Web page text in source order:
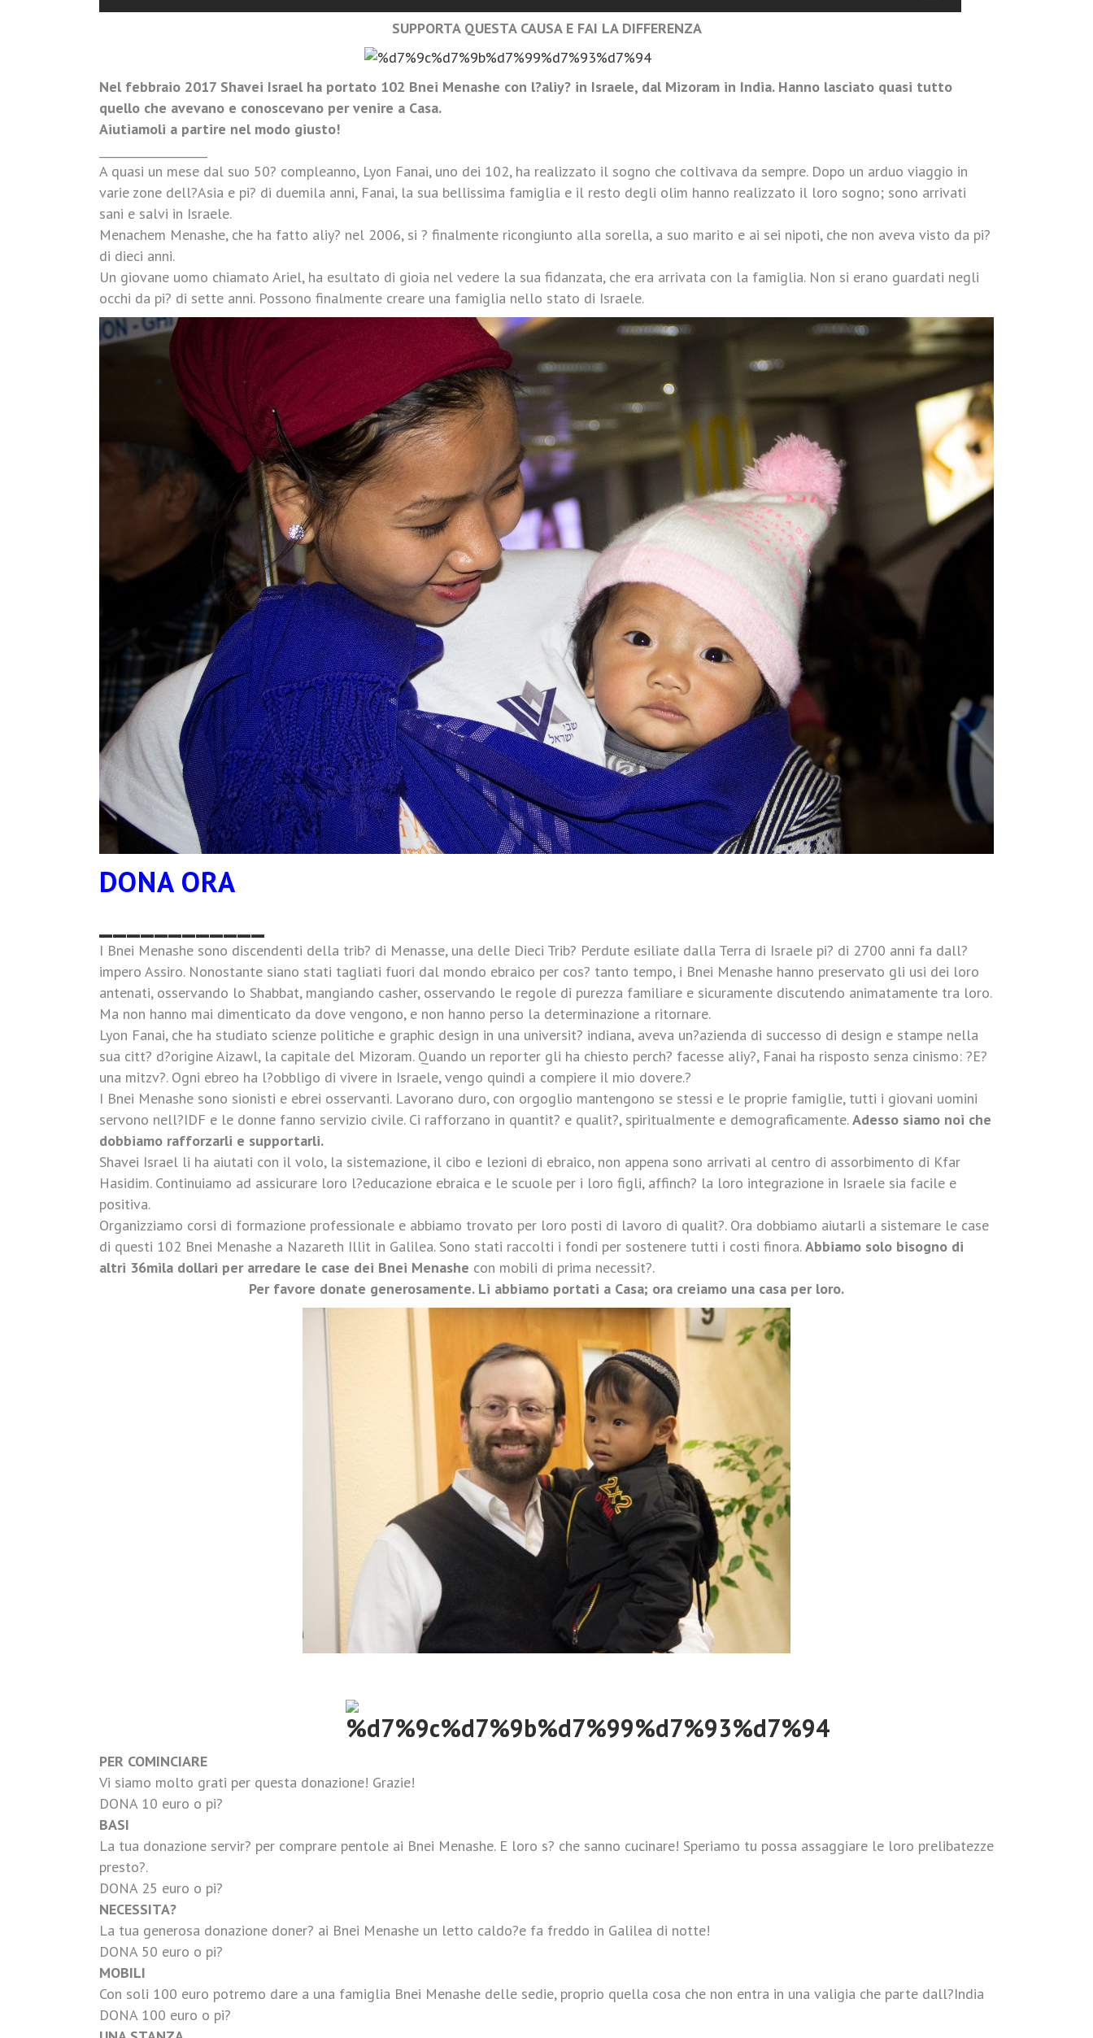
SUPPORTA QUESTA CAUSA E FAI LA DIFFERENZA
Nel febbraio 2017 Shavei Israel ha portato 102 Bnei Menashe con l?aliy? in Israele, dal Mizoram in India. Hanno lasciato quasi tutto
quello che avevano e conoscevano per venire a Casa.
Aiutiamoli a partire nel modo giusto!
A quasi un mese dal suo 50? compleanno, Lyon Fanai, uno dei 102, ha realizzato il sogno che coltivava da sempre. Dopo un arduo viaggio in
varie zone dell?Asia e pi? di duemila anni, Fanai, la sua bellissima famiglia e il resto degli olim hanno realizzato il loro sogno; sono arrivati
sani e salvi in Israele.
Menachem Menashe, che ha fatto aliy? nel 2006, si ? finalmente ricongiunto alla sorella, a suo marito e ai sei nipoti, che non aveva visto da pi?
di dieci anni.
Un giovane uomo chiamato Ariel, ha esultato di gioia nel vedere la sua fidanzata, che era arrivata con la famiglia. Non si erano guardati negli
occhi da pi? di sette anni. Possono finalmente creare una famiglia nello stato di Israele.
DONA ORA
I Bnei Menashe sono discendenti della trib? di Menasse, una delle Dieci Trib? Perdute esiliate dalla Terra di Israele pi? di 2700 anni fa dall?
impero Assiro. Nonostante siano stati tagliati fuori dal mondo ebraico per cos? tanto tempo, i Bnei Menashe hanno preservato gli usi dei loro
antenati, osservando lo Shabbat, mangiando casher, osservando le regole di purezza familiare e sicuramente discutendo animatamente tra loro.
Ma non hanno mai dimenticato da dove vengono, e non hanno perso la determinazione a ritornare.
Lyon Fanai, che ha studiato scienze politiche e graphic design in una universit? indiana, aveva un?azienda di successo di design e stampe nella
sua citt? d?origine Aizawl, la capitale del Mizoram. Quando un reporter gli ha chiesto perch? facesse aliy?, Fanai ha risposto senza cinismo: ?E?
una mitzv?. Ogni ebreo ha l?obbligo di vivere in Israele, vengo quindi a compiere il mio dovere.?
I Bnei Menashe sono sionisti e ebrei osservanti. Lavorano duro, con orgoglio mantengono se stessi e le proprie famiglie, tutti i giovani uomini
servono nell?IDF e le donne fanno servizio civile. Ci rafforzano in quantit? e qualit?, spiritualmente e demograficamente.Adesso siamo noi che
dobbiamo rafforzarli e supportarli.
Shavei Israel li ha aiutati con il volo, la sistemazione, il cibo e lezioni di ebraico, non appena sono arrivati al centro di assorbimento di Kfar
Hasidim. Continuiamo ad assicurare loro l?educazione ebraica e le scuole per i loro figli, affinch? la loro integrazione in Israele sia facile e
positiva.
Organizziamo corsi di formazione professionale e abbiamo trovato per loro posti di lavoro di qualit?. Ora dobbiamo aiutarli a sistemare le case
di questi 102 Bnei Menashe a Nazareth Illit in Galilea. Sono stati raccolti i fondi per sostenere tutti i costi finora.Abbiamo solo bisogno di
altri 36mila dollari per arredare le case dei Bnei Menashe con mobili di prima necessit?.
Per favore donate generosamente. Li abbiamo portati a Casa; ora creiamo una casa per loro.
PER COMINCIARE
Vi siamo molto grati per questa donazione! Grazie!
DONA 10 euro o pi?
BASI
La tua donazione servir? per comprare pentole ai Bnei Menashe. E loro s? che sanno cucinare! Speriamo tu possa assaggiare le loro prelibatezze
presto?.
DONA 25 euro o pi?
NECESSITA?
La tua generosa donazione doner? ai Bnei Menashe un letto caldo?e fa freddo in Galilea di notte!
DONA 50 euro o pi?
MOBILI
Con soli 100 euro potremo dare a una famiglia Bnei Menashe delle sedie, proprio quella cosa che non entra in una valigia che parte dall?India
DONA 100 euro o pi?